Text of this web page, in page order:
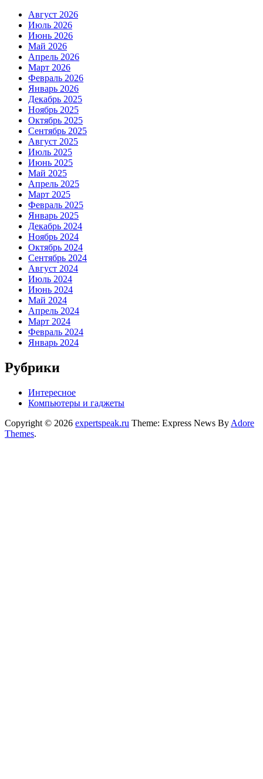
Август 2026
Июль 2026
Июнь 2026
Май 2026
Апрель 2026
Март 2026
Февраль 2026
Январь 2026
Декабрь 2025
Ноябрь 2025
Октябрь 2025
Сентябрь 2025
Август 2025
Июль 2025
Июнь 2025
Май 2025
Апрель 2025
Март 2025
Февраль 2025
Январь 2025
Декабрь 2024
Ноябрь 2024
Октябрь 2024
Сентябрь 2024
Август 2024
Июль 2024
Июнь 2024
Май 2024
Апрель 2024
Март 2024
Февраль 2024
Январь 2024
Рубрики
Интересное
Компьютеры и гаджеты
Copyright © 2026 expertspeak.ru Theme: Express News By Adore
Themes.